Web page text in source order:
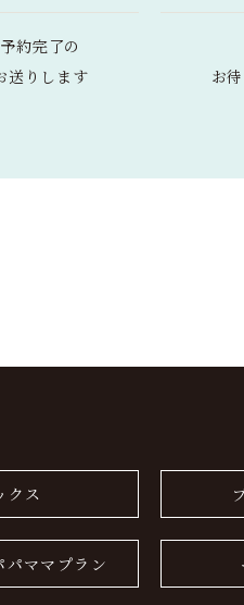
約完了の
送りします
お
クス
ママプラン